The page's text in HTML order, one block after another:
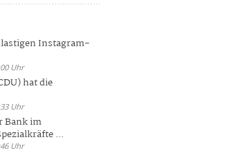
Instagram-
Uhr
hat die
Uhr
Bank im
...
Uhr